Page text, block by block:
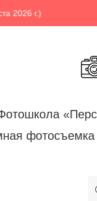
фотосъемка
2026 г.)